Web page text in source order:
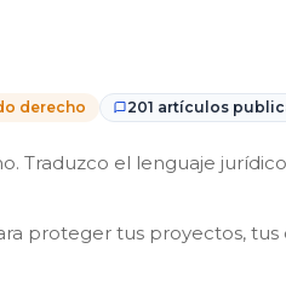
derecho 201 artículos
Traduzco el lenguaje
proteger tus proyectos, tus